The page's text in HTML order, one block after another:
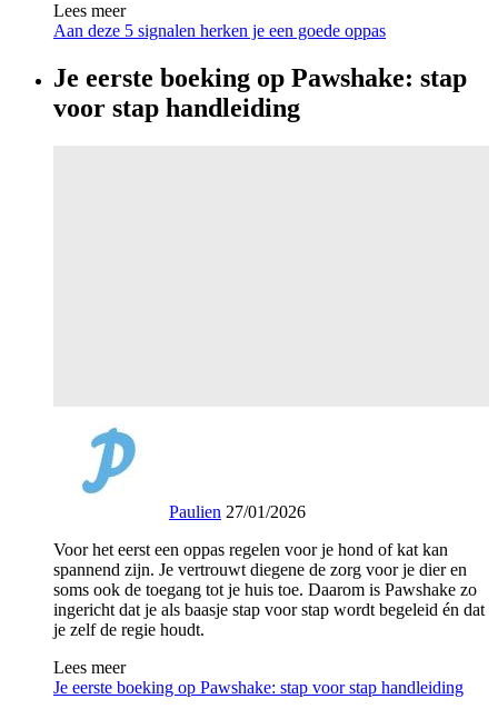
Lees meer
Aan deze 5 signalen herken je een goede oppas
Je eerste boeking op Pawshake: stap
voor stap handleiding
Paulien 27/01/2026
Voor het eerst een oppas regelen voor je hond of kat kan
spannend zijn. Je vertrouwt diegene de zorg voor je dier en
soms ook de toegang tot je huis toe. Daarom is Pawshake zo
ingericht dat je als baasje stap voor stap wordt begeleid én dat
je zelf de regie houdt.
Lees meer
Je eerste boeking op Pawshake: stap voor stap handleiding